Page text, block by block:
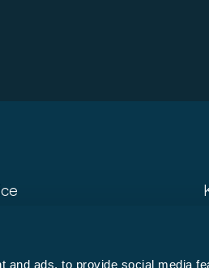
ads, to provide social media